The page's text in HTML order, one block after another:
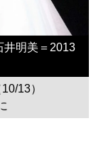
井明美＝2013
13）